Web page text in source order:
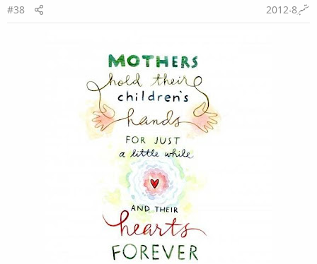
ستمبر 8، 2012
#38